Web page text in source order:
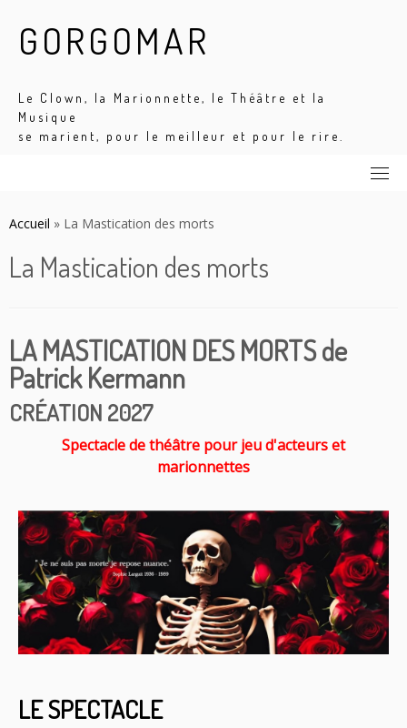
content
GORGOMAR
Le Clown, la Marionnette, le Théâtre et la
Musique
se marient, pour le meilleur et pour le rire.
Accueil » La Mastication des morts
La Mastication des morts
LA MASTICATION DES MORTS de
Patrick Kermann
CRÉATION 2027
Spectacle de théâtre pour jeu d'acteurs et
marionnettes
LE SPECTACLE